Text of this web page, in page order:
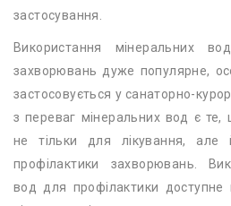
застосування.
Використання мінеральних
захворювань дуже популярне,
застосовується у санаторно-
з переваг мінеральних вод є те,
не тільки для лікування,
профілактики захворювань.
вод для профілактики